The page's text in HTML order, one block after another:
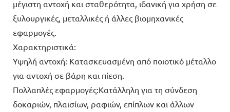
μέγιστη αντοχή και σταθερότητα, ιδανική για χρήση σε
ξυλουργικές, μεταλλικές ή άλλες βιομηχανικές
εφαρμογές.
Χαρακτηριστικά:
Υψηλή αντοχή: Κατασκευασμένη από ποιοτικό μέταλλο
για αντοχή σε βάρη και πίεση.
Πολλαπλές εφαρμογές:Κατάλληλη για τη σύνδεση
δοκαριών, πλαισίων, ραφιών, επίπλων και άλλων